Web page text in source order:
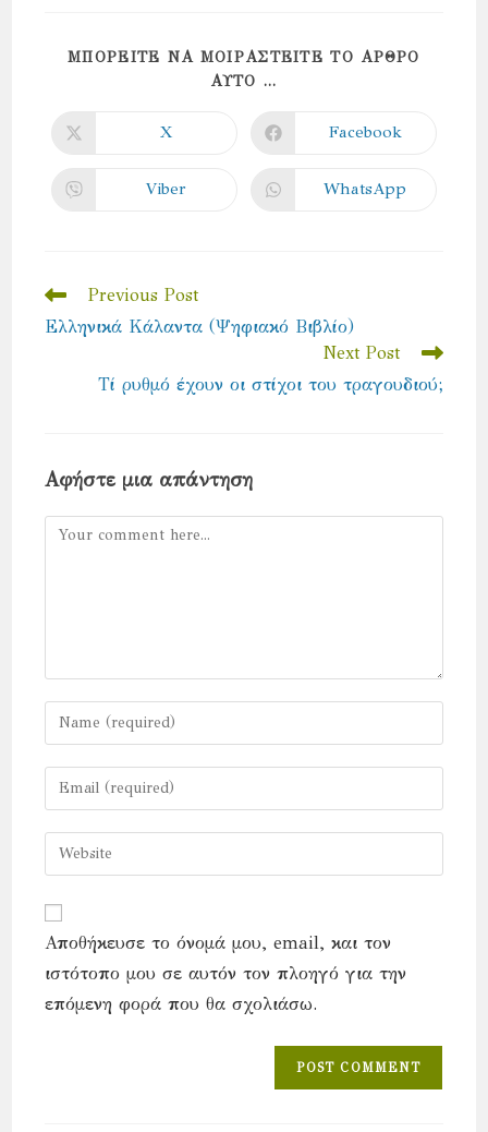
ΜΠΟΡΕΊΤΕ ΝΑ ΜΟΙΡΑΣΤΕΊΤΕ ΤΟ ΆΡΘΡΟ
ΑΥΤΌ ...
CONTENT
Opens
new
window
X
Opens
new
window
Facebook
Opens
Viber
Opens
WhatsApp
Read
articles
Previous Post
Ελληνικά Κάλαντα (Ψηφιακό Βιβλίο)
Next Post
Τί ρυθμό έχουν οι στίχοι του τραγουδιού;
Αφήστε μια απάντηση
Comment
Enter
your
name
or
comment
Enter
your
email
address
Enter
your
URL
(optional)
Αποθήκευσε το όνομά μου, email, και τον
ιστότοπο μου σε αυτόν τον πλοηγό για την
επόμενη φορά που θα σχολιάσω.